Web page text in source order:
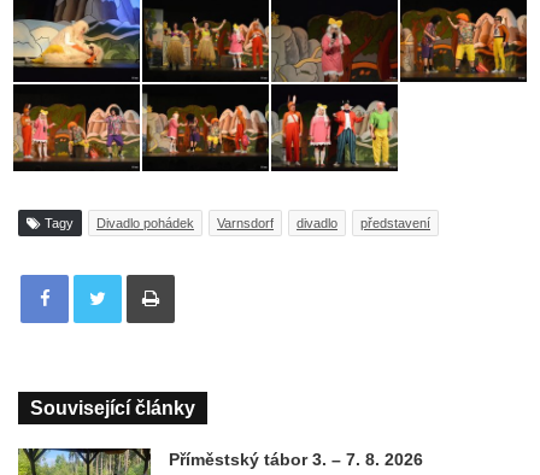
Tagy Divadlo pohádek Varnsdorf divadlo představení
Tisknout
Související články
Příměstský tábor 3. – 7. 8. 2026